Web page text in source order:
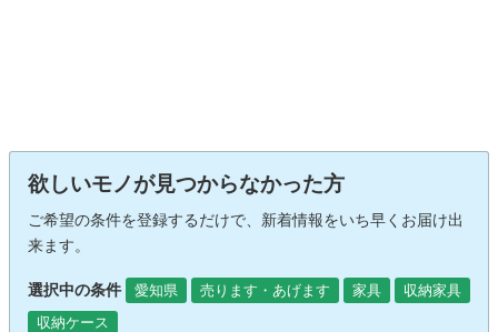
欲しいモノが見つからなかった方
ご希望の条件を登録するだけで、新着情報をいち早くお届け出
来ます。
選択中の条件 愛知県 売ります・あげます 家具
収納家具
収納ケース